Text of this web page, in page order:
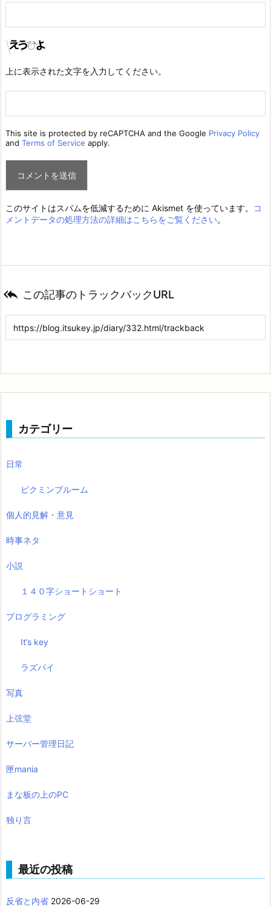
上に表示された文字を入力してください。
This site is protected by reCAPTCHA and the Google Privacy Policy
and Terms of Service apply.
このサイトはスパムを低減するために Akismet を使っています。
コ
メントデータの処理方法の詳細はこちらをご覧ください。
 この記事のトラックバックURL
カテゴリー
日常
ピクミンブルーム
個人的見解・意見
時事ネタ
小説
１４０字ショートショート
プログラミング
It’s key
ラズパイ
写真
上弦堂
サーバー管理日記
匣mania
まな板の上のPC
独り言
最近の投稿
反省と内省 2026-06-29